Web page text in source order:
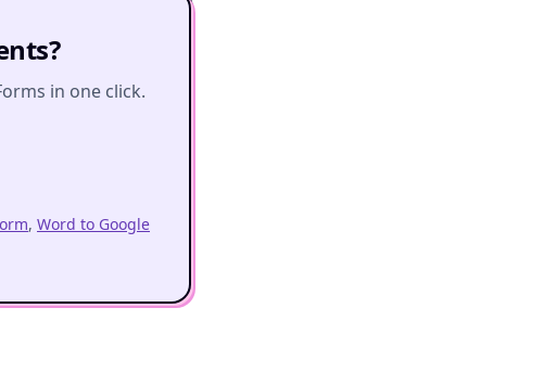
in one click.
, Word to Google